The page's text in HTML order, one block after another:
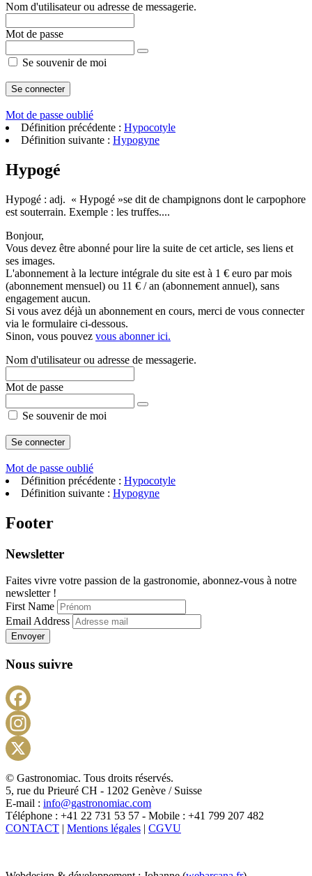
Nom d'utilisateur ou adresse de messagerie.
Mot de passe
Se souvenir de moi
Mot de passe oublié
Définition précédente : Hypocotyle
Définition suivante : Hypogyne
Hypogé
Hypogé : adj. « Hypogé »se dit de champignons dont le carpophore
est souterrain. Exemple : les truffes....
Bonjour,
Vous devez être abonné pour lire la suite de cet article, ses liens et
ses images.
L'abonnement à la lecture intégrale du site est à 1 € euro par mois
(abonnement mensuel) ou 11 € / an (abonnement annuel), sans
engagement aucun.
Si vous avez déjà un abonnement en cours, merci de vous connecter
via le formulaire ci-dessous.
Sinon, vous pouvez vous abonner ici.
Nom d'utilisateur ou adresse de messagerie.
Mot de passe
Se souvenir de moi
Mot de passe oublié
Définition précédente : Hypocotyle
Définition suivante : Hypogyne
Footer
Newsletter
Faites vivre votre passion de la gastronomie, abonnez-vous à notre
newsletter !
First Name
Email Address
Envoyer
Nous suivre
X
© Gastronomiac. Tous droits réservés.
5, rue du Prieuré CH - 1202 Genève / Suisse
E-mail : info@gastronomiac.com
Téléphone : +41 22 731 53 57 - Mobile : +41 799 207 482
CONTACT | Mentions légales | CGVU